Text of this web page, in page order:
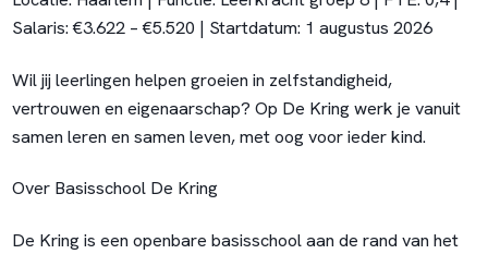
Salaris:€3.622 – €5.520 | Startdatum: 1 augustus 2026
Wil jij leerlingen helpen groeien in zelfstandigheid,
vertrouwen en eigenaarschap? Op De Kring werk je vanuit
samen leren en samen leven, met oog voor ieder kind.
Over Basisschool De Kring
De Kring is een openbare basisschool aan de rand van het